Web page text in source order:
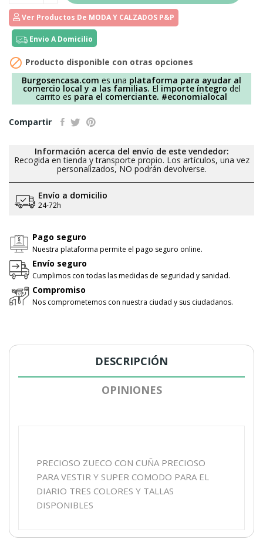
Ver Productos De MODA Y CALZADOS P&P
Envio A Domicilio
 Producto disponible con otras opciones
Burgosencasa.com es una plataforma para ayudar al
comercio local y a las familias. El importe íntegro del
carrito es para el comerciante. #economialocal
Compartir
Información acerca del envío de este vendedor:
Recogida en tienda y transporte propio. Los artículos, una vez
personalizados, NO podrán devolverse.
Envío a domicilio
24-72h
Pago seguro
Nuestra plataforma permite el pago seguro online.
Envío seguro
Cumplimos con todas las medidas de seguridad y sanidad.
Compromiso
Nos comprometemos con nuestra ciudad y sus ciudadanos.
DESCRIPCIÓN
OPINIONES
PRECIOSO ZUECO CON CUÑA PRECIOSO
PARA VESTIR Y SUPER COMODO PARA EL
DIARIO TRES COLORES Y TALLAS
DISPONIBLES